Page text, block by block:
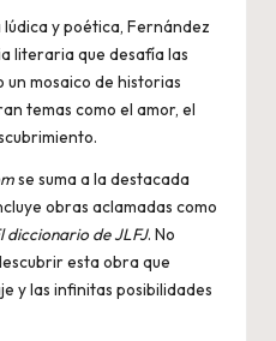
y poética, Fernández
literaria que desafía las
mosaico de historias
temas como el amor, el
se suma a la destacada
obras aclamadas como
diccionario de JLFJ. No
esta obra que
y las infinitas posibilidades